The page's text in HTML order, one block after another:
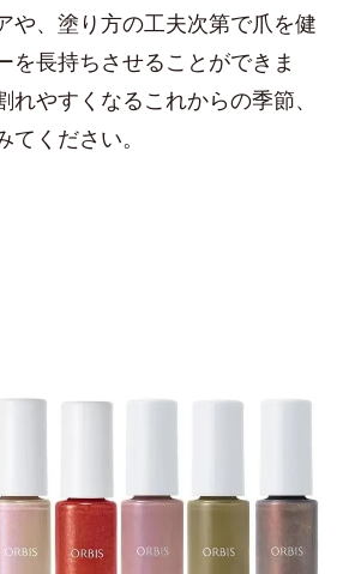
や、塗り方の工夫次第で爪を健
を長持ちさせることができま
れやすくなるこれからの季節、
ください。